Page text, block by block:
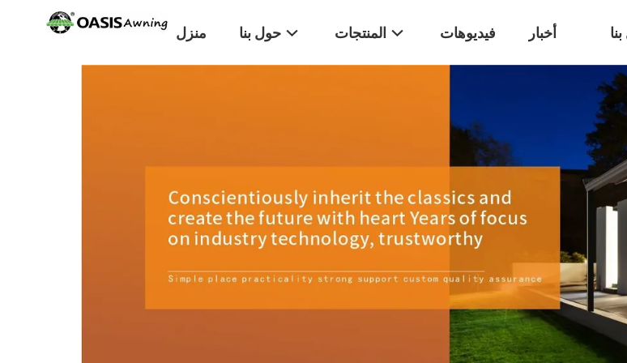
منزل حول بنا المنتجات فيديوهات أخبار